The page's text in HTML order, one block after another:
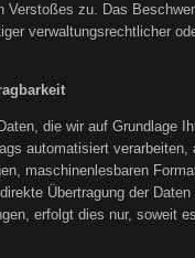
Verstoßes zu. Das
verwaltungsrechtlicher
die wir auf Grundlage
automatisiert verarbeiten,
maschinenlesbaren
Übertragung der
erfolgt dies nur, soweit